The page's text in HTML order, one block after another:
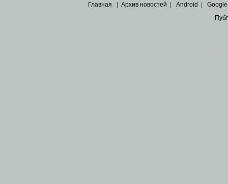
Главная Архив новостей Android Google